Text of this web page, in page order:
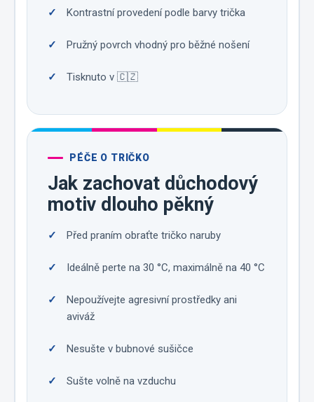
Kontrastní provedení podle barvy trička
Pružný povrch vhodný pro běžné nošení
Tisknuto v 🇨🇿
PÉČE O TRIČKO
Jak zachovat důchodový
motiv dlouho pěkný
Před praním obraťte tričko naruby
Ideálně perte na 30 °C, maximálně na 40 °C
Nepoužívejte agresivní prostředky ani
aviváž
Nesušte v bubnové sušičce
Sušte volně na vzduchu